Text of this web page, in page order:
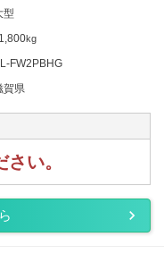
型
kg
FW2PBHG
賀県
い。